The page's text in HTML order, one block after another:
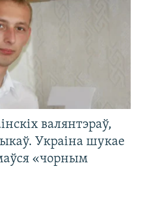
валянтэраў,
Украіна шукае
«чорным